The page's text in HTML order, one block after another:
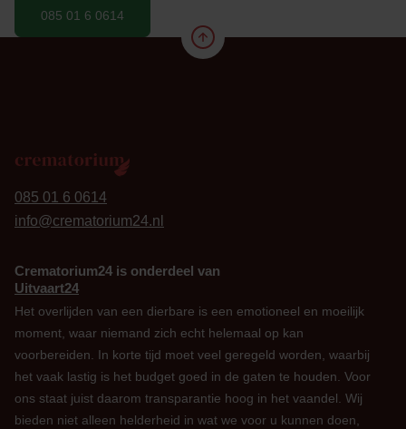
085 01 6 0614
085 01 6 0614
info@crematorium24.nl
Crematorium24 is onderdeel van
Uitvaart24
Het overlijden van een dierbare is een emotioneel en moeilijk
moment, waar niemand zich echt helemaal op kan
voorbereiden. In korte tijd moet veel geregeld worden, waarbij
het vaak lastig is het budget goed in de gaten te houden. Voor
ons staat juist daarom transparantie hoog in het vaandel. Wij
bieden niet alleen helderheid in wat we voor u kunnen doen,